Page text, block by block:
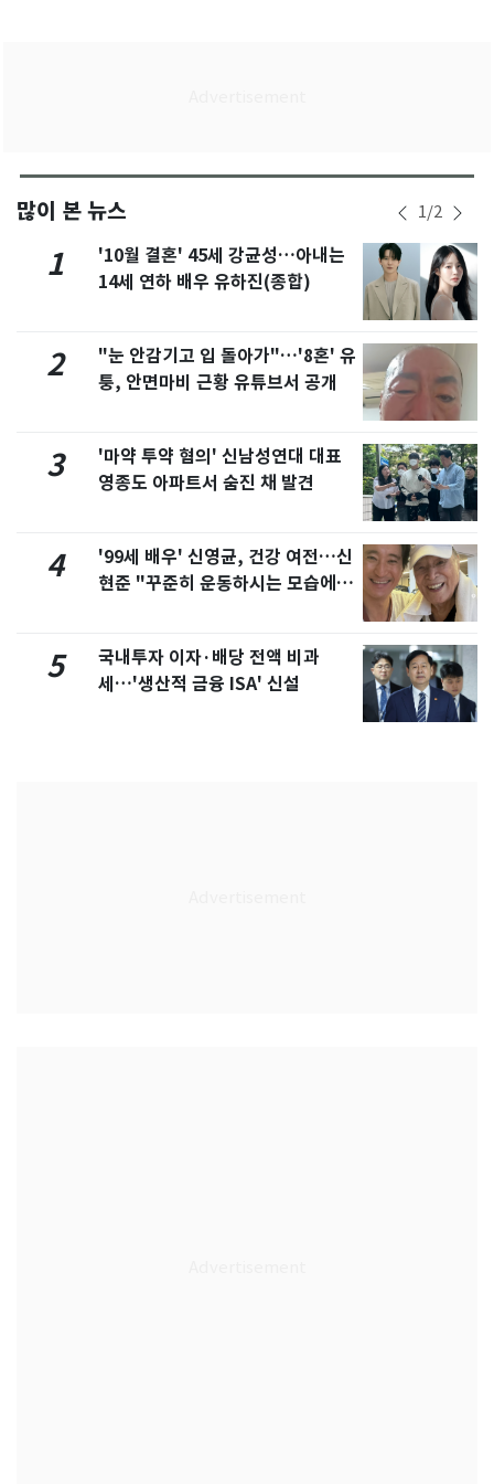
많이 본 뉴스 1/2
1
'10월 결혼' 45세 강균성…아내는
14세 연하 배우 유하진(종합)
2
"눈 안감기고 입 돌아가"…'8혼' 유
퉁, 안면마비 근황 유튜브서 공개
3
'마약 투약 혐의' 신남성연대 대표
영종도 아파트서 숨진 채 발견
4
'99세 배우' 신영균, 건강 여전…신
현준 "꾸준히 운동하시는 모습에 큰
5
국내투자 이자·배당 전액 비과
세…'생산적 금융 ISA' 신설